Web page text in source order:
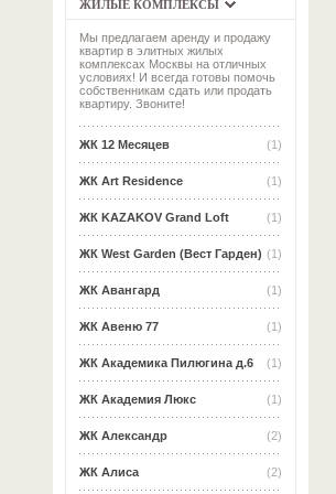
ЖИЛЫЕ КОМПЛЕКСЫ
Мы предлагаем аренду и продажу
квартир в элитных жилых
комплексах Москвы на отличных
условиях! И всегда готовы помочь
собственникам сдать или продать
квартиру. Звоните!
(1)
ЖК 12 Месяцев
(1)
ЖК Art Residence
(1)
ЖК KAZAKOV Grand Loft
(1)
ЖК West Garden (Вест Гарден)
(1)
ЖК Авангард
(1)
ЖК Авеню 77
(1)
ЖК Академика Пилюгина д.6
(1)
ЖК Академия Люкс
(2)
ЖК Александр
(2)
ЖК Алиса